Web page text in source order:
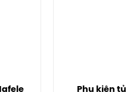
Phụ kiện